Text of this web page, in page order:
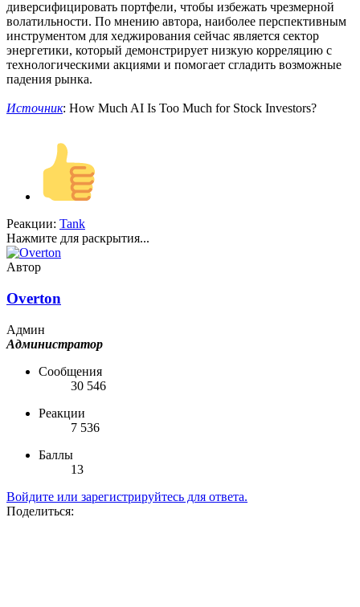
диверсифицировать портфели, чтобы избежать чрезмерной
волатильности. По мнению автора, наиболее перспективным
инструментом для хеджирования сейчас является сектор
энергетики, который демонстрирует низкую корреляцию с
технологическими акциями и помогает сгладить возможные
падения рынка.
Источник: How Much AI Is Too Much for Stock Investors?
Реакции: Tank
Нажмите для раскрытия...
Автор
Overton
Админ
Администратор
Сообщения
30 546
Реакции
7 536
Баллы
13
Войдите или зарегистрируйтесь для ответа.
Поделиться: